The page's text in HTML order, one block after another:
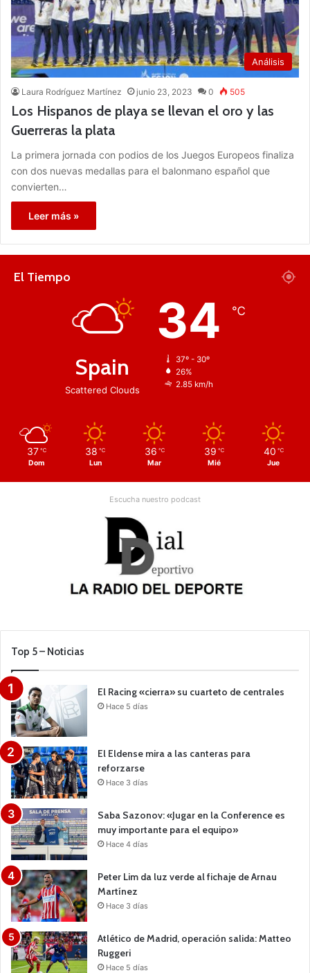
Análisis
Laura Rodríguez Martínez junio 23, 2023 0 505
Los Hispanos de playa se llevan el oro y las
Guerreras la plata
La primera jornada con podios de los Juegos Europeos finaliza
con dos nuevas medallas para el balonmano español que
convierten…
Leer más »
El Tiempo
Spain
Scattered Clouds
34 ℃
37º - 30º
26%
2.85 km/h
37 ℃
Dom
38 ℃
Lun
36 ℃
Mar
39 ℃
Mié
40 ℃
Jue
Escucha nuestro podcast
Top 5 – Noticias
El Racing «cierra» su cuarteto de centrales
Hace 5 días
El Eldense mira a las canteras para
reforzarse
Hace 3 días
Saba Sazonov: «Jugar en la Conference es
muy importante para el equipo»
Hace 4 días
Peter Lim da luz verde al fichaje de Arnau
Martínez
Hace 3 días
Atlético de Madrid, operación salida: Matteo
Ruggeri
Hace 5 días